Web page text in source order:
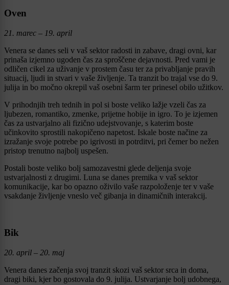
Oven
21. marec – 19. april
Venera se danes seli v vaš sektor radosti in zabave, dragi ovni, kar
prinaša izjemno ugoden čas za sproščene dejavnosti. Pred vami je
odličen cikel za uživanje v prostem času ter za privabljanje pravih
situacij, ljudi in stvari v vaše življenje. Ta tranzit bo trajal vse do 9.
julija in bo močno okrepil vaš osebni šarm ter prinesel obilo užitkov.
V prihodnjih treh tednih in pol si boste veliko lažje vzeli čas za
ljubezen, romantiko, zmenke, prijetne hobije in igro. To je izjemen
čas za ustvarjalno ali fizično udejstvovanje, s katerim boste
učinkovito sprostili nakopičeno napetost. Iskale boste načine za
izražanje svoje potrebe po igrivosti in potrditvi, pri čemer bo nežen
pristop trenutno najbolj uspešen.
Postali boste veliko bolj samozavestni glede deljenja svoje
ustvarjalnosti z drugimi. Luna se danes premika v vaš sektor
komunikacije, kar bo opazno oživilo vaše razpoloženje ter v vaše
vsakdanje življenje vneslo več gibanja in dinamičnih interakcij.
Bik
20. april – 20. maj
Venera danes začenja svoj tranzit skozi vaš sektor srca in doma,
dragi biki, kjer bo gostovala do 9. julija. Ustvarjanje bolj udobnega,